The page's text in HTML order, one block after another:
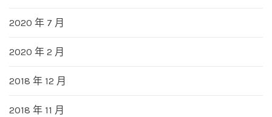
2020 年 7 月
2020 年 2 月
2018 年 12 月
2018 年 11 月